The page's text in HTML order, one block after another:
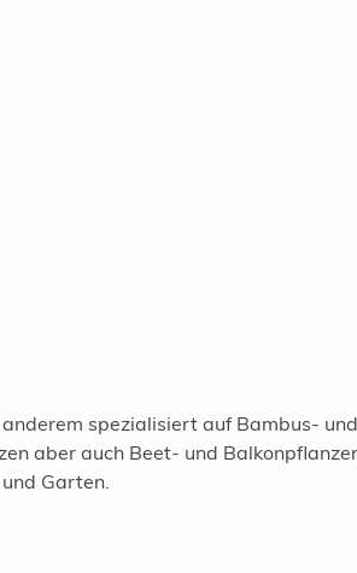
spezialisiert auf Bambus-
aber auch Beet- und
Garten.